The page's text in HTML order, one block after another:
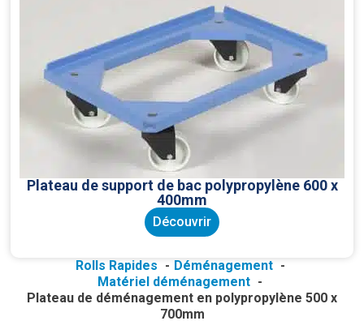
Plateau de support de bac polypropylène 600 x
400mm
Découvrir
Rolls Rapides
Déménagement
Matériel déménagement
Plateau de déménagement en polypropylène 500 x
700mm